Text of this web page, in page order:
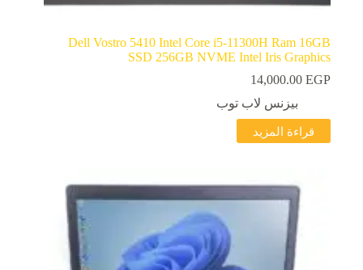
Dell Vostro 5410 Intel Core i5-11300H Ram 16GB
SSD 256GB NVME Intel Iris Graphics
14,000.00 EGP
بيزنس لاب توب
قراءة المزيد